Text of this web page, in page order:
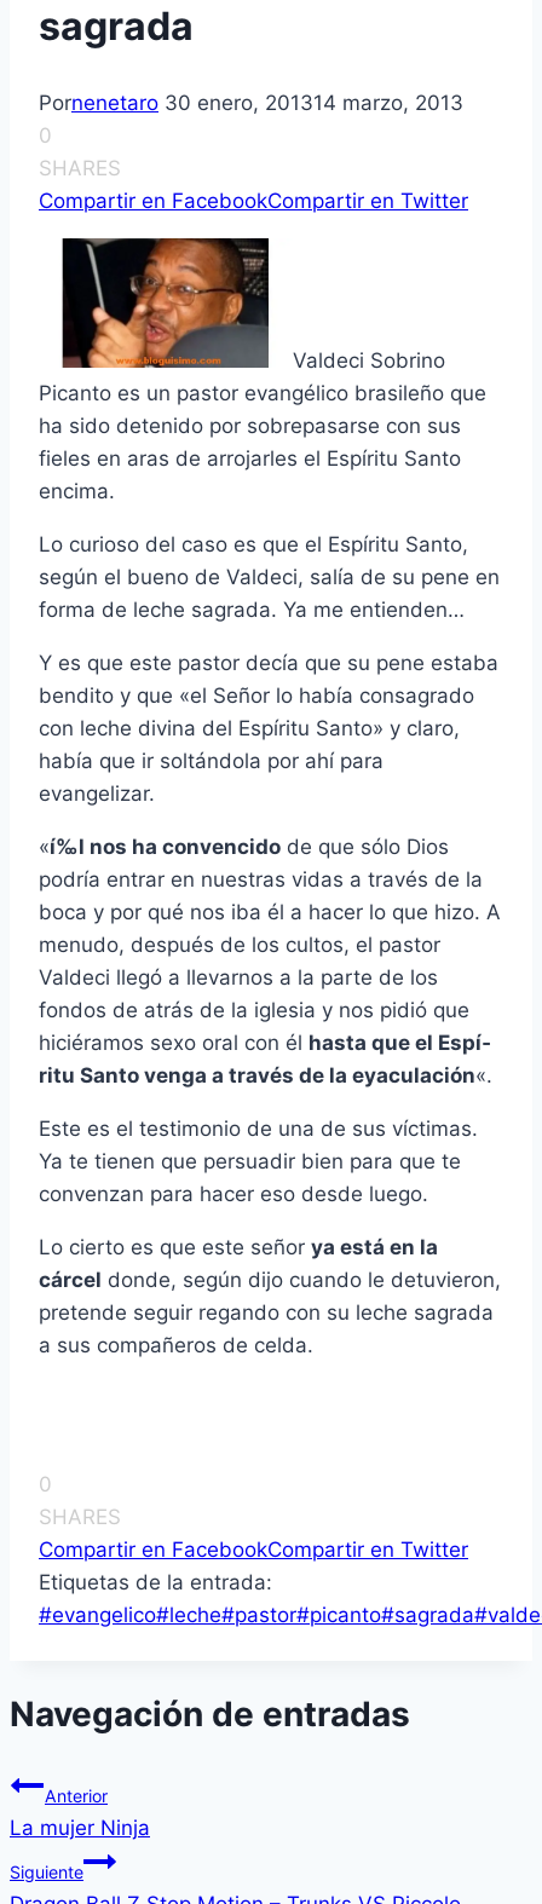
sagrada
Pornenetaro 30 enero, 201314 marzo, 2013
0
SHARES
Compartir en FacebookCompartir en Twitter
Valdeci Sobrino
Picanto es un pastor evangélico brasileño que
ha sido detenido por sobrepasarse con sus
fieles en aras de arrojarles el Espí­ritu Santo
encima.
Lo curioso del caso es que el Espí­ritu Santo,
según el bueno de Valdeci, salí­a de su pene en
forma de leche sagrada. Ya me entienden…
Y es que este pastor decí­a que su pene estaba
bendito y que «el Señor lo habí­a consagrado
con leche divina del Espí­ritu Santo» y claro,
habí­a que ir soltándola por ahí­ para
evangelizar.
«í‰l nos ha convencido de que sólo Dios
podrí­a entrar en nuestras vidas a través de la
boca y por qué nos iba él a hacer lo que hizo. A
menudo, después de los cultos, el pastor
Valdeci llegó a llevarnos a la parte de los
fondos de atrás de la iglesia y nos pidió que
hiciéramos sexo oral con él hasta que el Espí­
ritu Santo venga a través de la eyaculación«.
Este es el testimonio de una de sus ví­ctimas.
Ya te tienen que persuadir bien para que te
convenzan para hacer eso desde luego.
Lo cierto es que este señor ya está en la
cárcel donde, según dijo cuando le detuvieron,
pretende seguir regando con su leche sagrada
a sus compañeros de celda.
0
SHARES
Compartir en FacebookCompartir en Twitter
Etiquetas de la entrada:
#evangelico#leche#pastor#picanto#sagrada#
Navegación de entradas
Anterior
La mujer Ninja
Siguiente